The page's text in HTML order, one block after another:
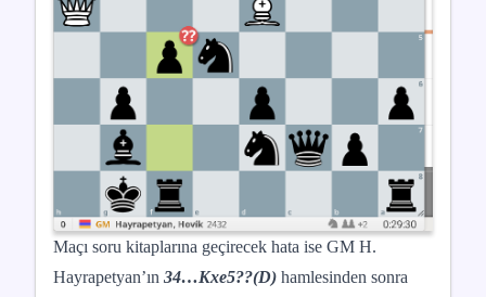
Maçı soru kitaplarına geçirecek hata ise GM H.
Hayrapetyan’ın 34…Kxe5??(D) hamlesinden sonra